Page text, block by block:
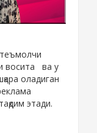
восита ва у
оладиган
этади.